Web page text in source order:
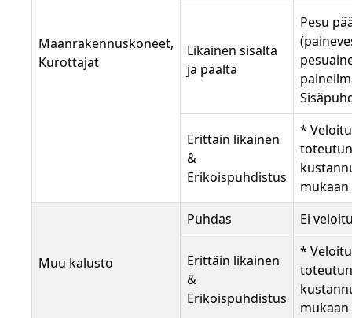
Maanrakennuskoneet,
Kurottajat
Likainen sisältä
ja päältä
Pesu
Erittäin likainen
&
Erikoispuhdistus
*
mukaan
Muu kalusto
Puhdas Ei
Erittäin likainen
&
Erikoispuhdistus
*
mukaan